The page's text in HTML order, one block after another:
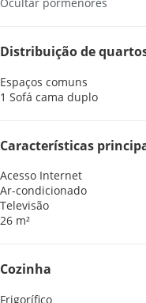
Ocultar pormenores
Distribuição de
Espaços comuns
1 Sofá cama duplo
Características
Acesso Internet
Ar-condicionado
Televisão
26 m²
Cozinha
Frigorífico